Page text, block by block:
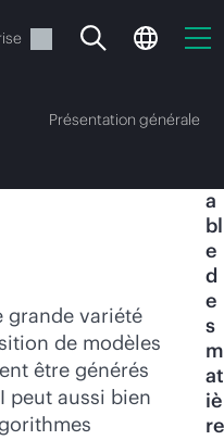
Présentation générale
grande variété
de modèles
être générés
peut aussi bien
a
bl
e
d
e
s
m
at
iè
re